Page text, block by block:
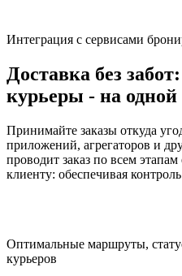
Интеграция с сервисами
Доставка без забот:
курьеры - на
Принимайте заказы откуда
приложений, агрегаторов и
проводит заказ по всем
клиенту: обеспечивая
Оптимальные маршруты,
курьеров